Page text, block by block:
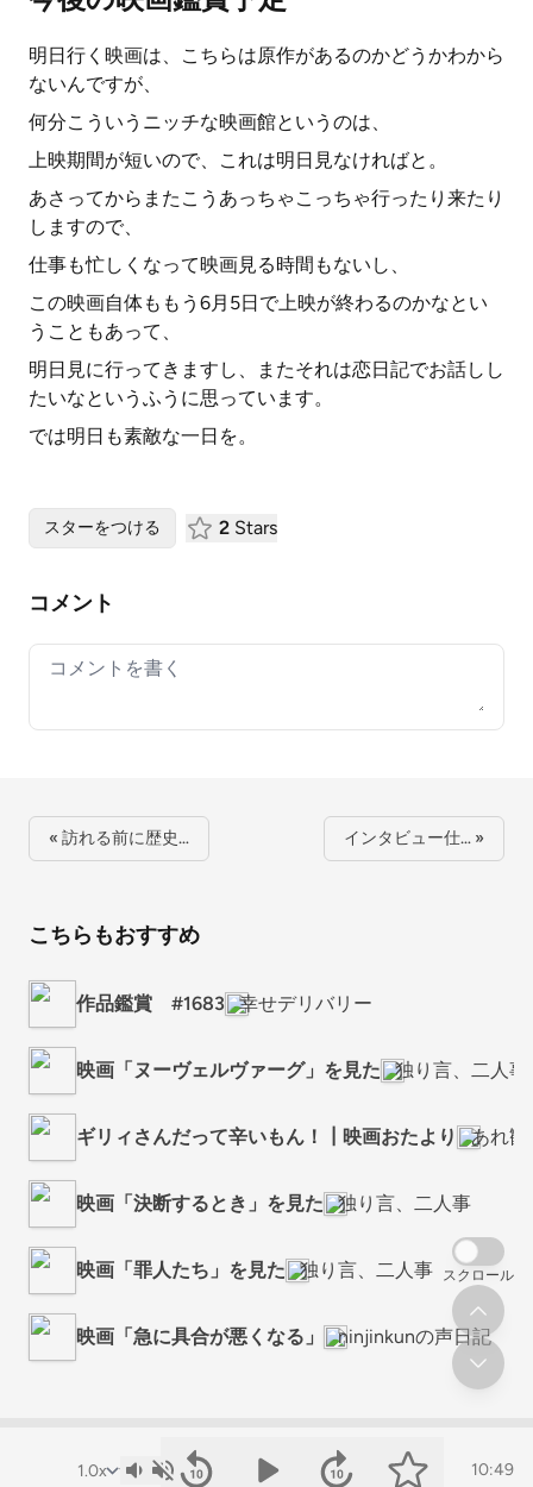
明日行く映画は、こちらは原作があるのかどうかわから
ないんですが、
何分こういうニッチな映画館というのは、
上映期間が短いので、これは明日見なければと。
あさってからまたこうあっちゃこっちゃ行ったり来たり
しますので、
仕事も忙しくなって映画見る時間もないし、
この映画自体ももう6月5日で上映が終わるのかなとい
うこともあって、
明日見に行ってきますし、またそれは恋日記でお話しし
たいなというふうに思っています。
では明日も素敵な一日を。
10:49
スターをつける 2 Stars
コメント
Your comment
« 訪れる前に歴史… インタビュー仕… »
こちらもおすすめ
作品鑑賞 #1683 幸せデリバリー
映画「ヌーヴェルヴァーグ」を見た 独り言、二人事
ギリィさんだって辛いもん！┃映画おたより あれ観
映画「決断するとき」を見た 独り言、二人事
映画「罪人たち」を見た 独り言、二人事
映画「急に具合が悪くなる」 ninjinkunの声日記
スクロール